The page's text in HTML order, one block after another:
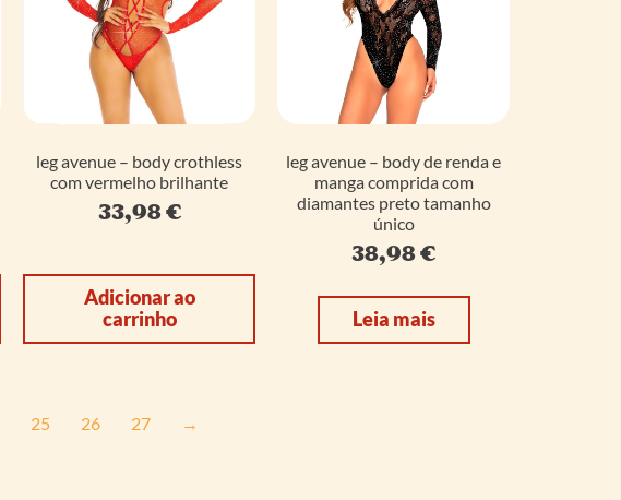
leg avenue – body crothless
com vermelho brilhante
33,98€
Adicionar ao
carrinho
leg avenue – body de renda e
manga comprida com
diamantes preto tamanho
único
38,98€
Leia mais
25 26 27 →